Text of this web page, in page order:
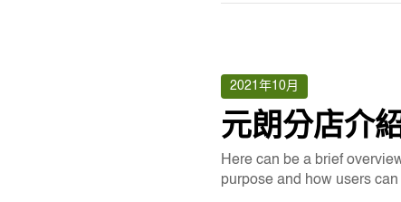
2021年10月
元朗分店介
Here can be a brief
purpose and how users